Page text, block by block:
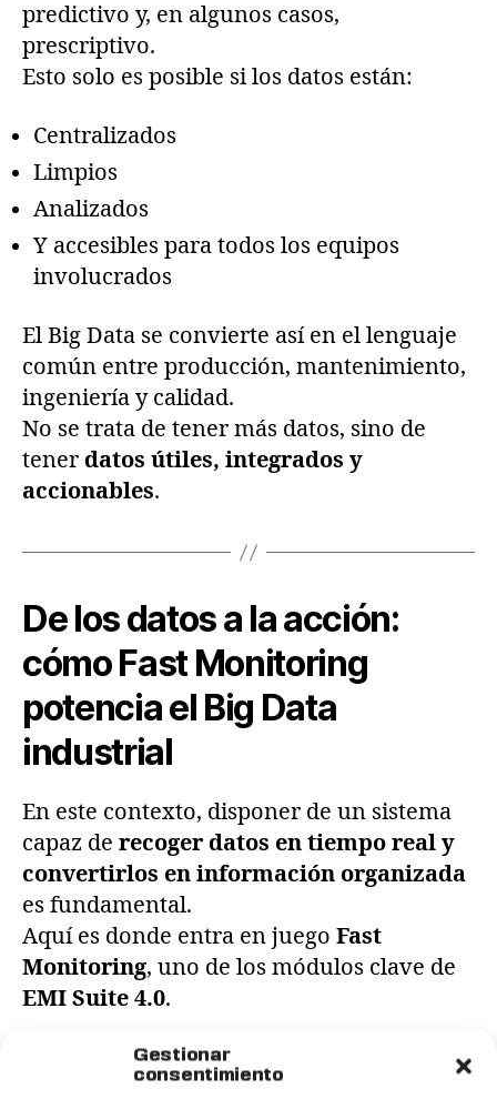
Gestionar
consentimiento
predictivo y, en algunos casos,
prescriptivo.
Esto solo es posible si los datos están:
Centralizados
Limpios
Analizados
Y accesibles para todos los equipos
involucrados
El Big Data se convierte así en el lenguaje
común entre producción, mantenimiento,
ingeniería y calidad.
No se trata de tener más datos, sino de
tener datos útiles, integrados y
accionables.
De los datos a la acción:
cómo Fast Monitoring
potencia el Big Data
industrial
En este contexto, disponer de un sistema
capaz de recoger datos en tiempo real y
convertirlos en información organizada
es fundamental.
Aquí es donde entra en juego Fast
Monitoring, uno de los módulos clave de
EMI Suite 4.0.
Fast Monitoringactúa como la “fuente de
verdad” del Big Data industrial,